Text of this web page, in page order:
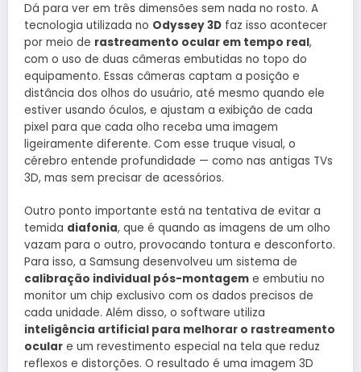
Dá para ver em três dimensões sem nada no rosto. A
tecnologia utilizada no Odyssey 3D faz isso acontecer
por meio de rastreamento ocular em tempo real,
com o uso de duas câmeras embutidas no topo do
equipamento. Essas câmeras captam a posição e
distância dos olhos do usuário, até mesmo quando ele
estiver usando óculos, e ajustam a exibição de cada
pixel para que cada olho receba uma imagem
ligeiramente diferente. Com esse truque visual, o
cérebro entende profundidade — como nas antigas TVs
3D, mas sem precisar de acessórios.
Outro ponto importante está na tentativa de evitar a
temida diafonia, que é quando as imagens de um olho
vazam para o outro, provocando tontura e desconforto.
Para isso, a Samsung desenvolveu um sistema de
calibração individual pós-montagem e embutiu no
monitor um chip exclusivo com os dados precisos de
cada unidade. Além disso, o software utiliza
inteligência artificial para melhorar o rastreamento
ocular e um revestimento especial na tela que reduz
reflexos e distorções. O resultado é uma imagem 3D